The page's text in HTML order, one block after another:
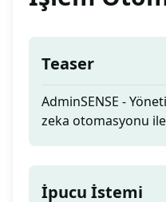
Teaser
AdminSENSE -
zeka otomasyonu
İpucu İstemi